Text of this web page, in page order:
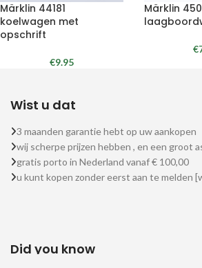
Märklin 44181
koelwagen met
opschrift
€9.95
Märklin
€
Wist u dat
3 maanden garantie hebt op uw aankopen
wij scherpe prijzen hebben , en een groot
gratis porto in Nederland vanaf € 100,00
u kunt kopen zonder eerst aan te melden
Did you know